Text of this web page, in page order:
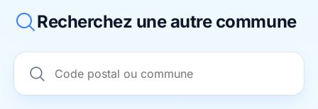
Recherchez une autre commune